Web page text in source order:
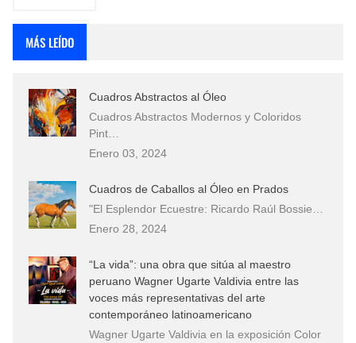
MÁS LEÍDO
Cuadros Abstractos al Óleo
Cuadros Abstractos Modernos y Coloridos
Pint…
Enero 03, 2024
Cuadros de Caballos al Óleo en Prados
"El Esplendor Ecuestre: Ricardo Raúl Bossie…
Enero 28, 2024
“La vida”: una obra que sitúa al maestro
peruano Wagner Ugarte Valdivia entre las
voces más representativas del arte
contemporáneo latinoamericano
Wagner Ugarte Valdivia en la exposición Color